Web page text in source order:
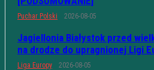
Puchar Polski 2026-08-05
Jagiellonia Białystok przed
na drodze do upragnionej Ligi
Liga Europy 2026-08-05